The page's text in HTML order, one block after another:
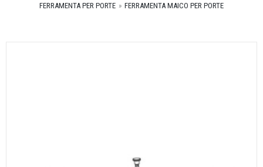
FERRAMENTA PER PORTE FERRAMENTA MAICO PER PORTE